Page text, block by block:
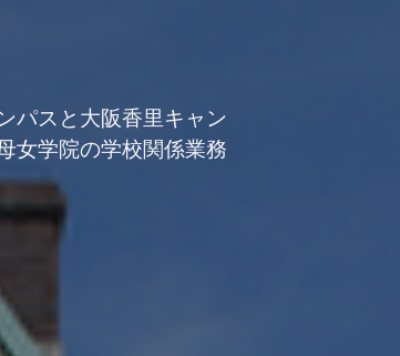
パスと大阪香里キャン
女学院の学校関係業務